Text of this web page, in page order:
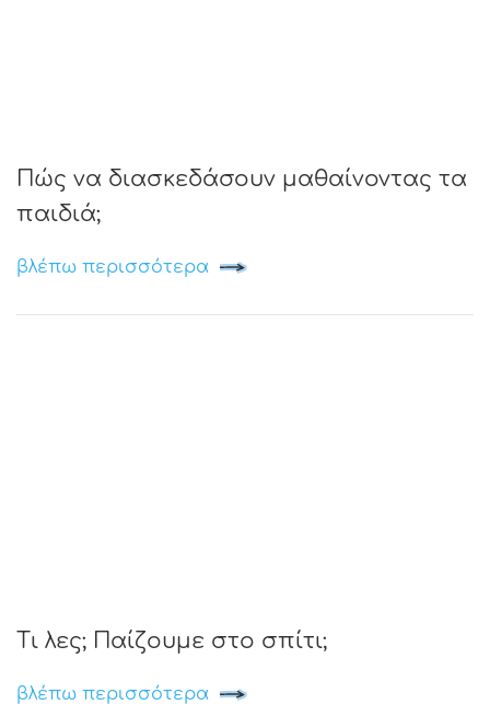
Πώς να διασκεδάσουν μαθαίνοντας τα
παιδιά;
βλέπω περισσότερα
Τι λες; Παίζουμε στο σπίτι;
βλέπω περισσότερα